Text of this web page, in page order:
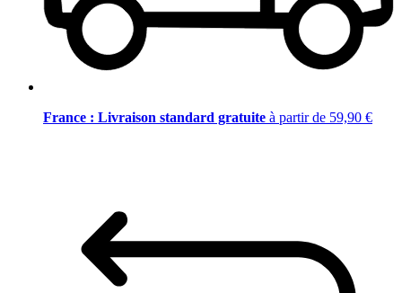
France : Livraison standard gratuite à partir de 59,90 €